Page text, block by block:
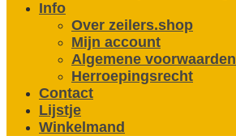
Info
Over zeilers.shop
Mijn account
Algemene voorwaarden
Herroepingsrecht
Contact
Lijstje
Winkelmand